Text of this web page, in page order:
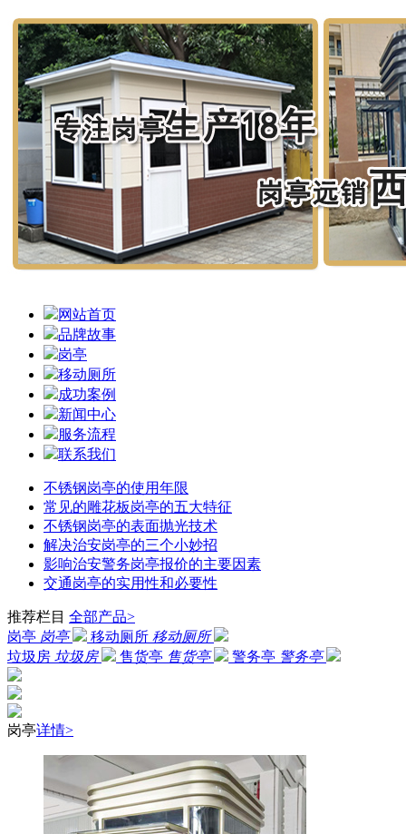
网站首页
品牌故事
岗亭
移动厕所
成功案例
新闻中心
服务流程
联系我们
不锈钢岗亭的使用年限
常见的雕花板岗亭的五大特征
不锈钢岗亭的表面抛光技术
解决治安岗亭的三个小妙招
影响治安警务岗亭报价的主要因素
交通岗亭的实用性和必要性
推荐栏目 全部产品>
岗亭 岗亭 移动厕所 移动厕所
垃圾房 垃圾房 售货亭 售货亭 警务亭 警务亭
岗亭详情>